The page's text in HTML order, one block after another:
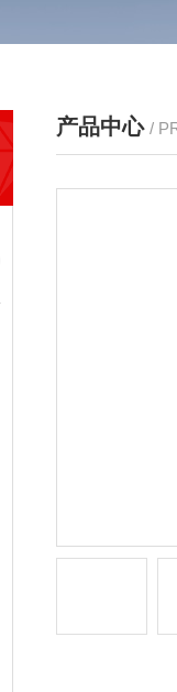
产品中心 /